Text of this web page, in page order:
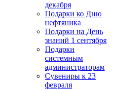
декабря
Подарки ко Дню
нефтяника
Подарки на День
знаний 1 сентября
Подарки
системным
администраторам
Сувениры к 23
февраля